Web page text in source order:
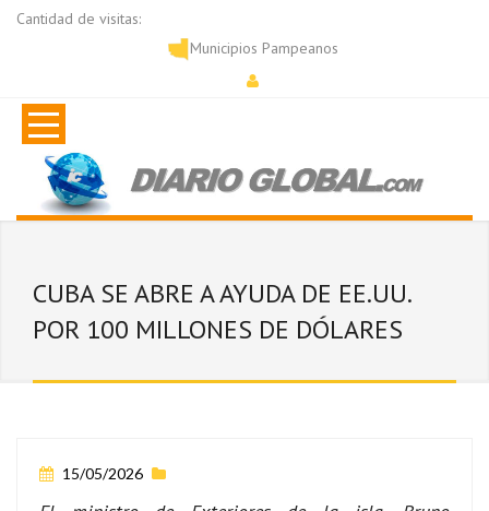
Cantidad de visitas:
Municipios Pampeanos
CUBA SE ABRE A AYUDA DE EE.UU.
POR 100 MILLONES DE DÓLARES
15/05/2026